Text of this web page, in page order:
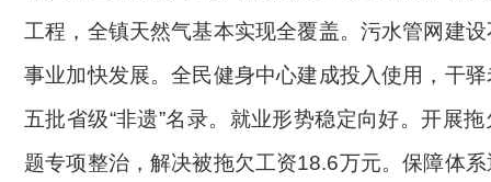
工程，全镇天然气基本实现全覆盖。污水管网建
事业加快发展。全民健身中心建成投入使用，干
五批省级“非遗”名录。就业形势稳定向好。开展
题专项整治，解决被拖欠工资18.6万元。保障体